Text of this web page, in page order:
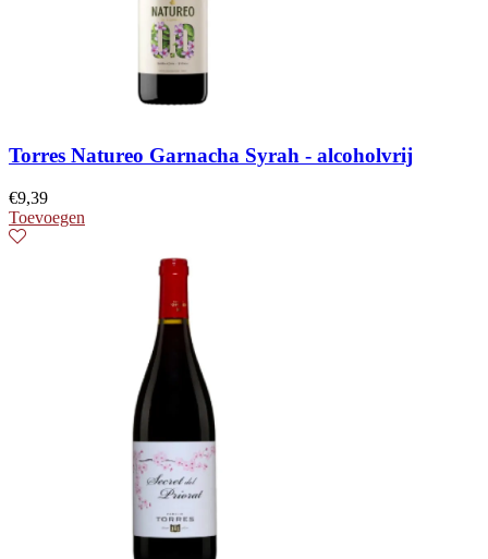
Torres Natureo Garnacha Syrah - alcoholvrij
€9,39
Toevoegen